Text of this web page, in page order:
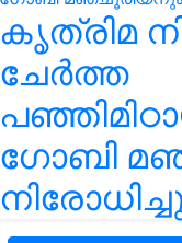
കൃത്രിമ
ചേർത്ത
ഗോബി